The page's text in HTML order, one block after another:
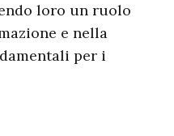
loro un ruolo
e nella
per i